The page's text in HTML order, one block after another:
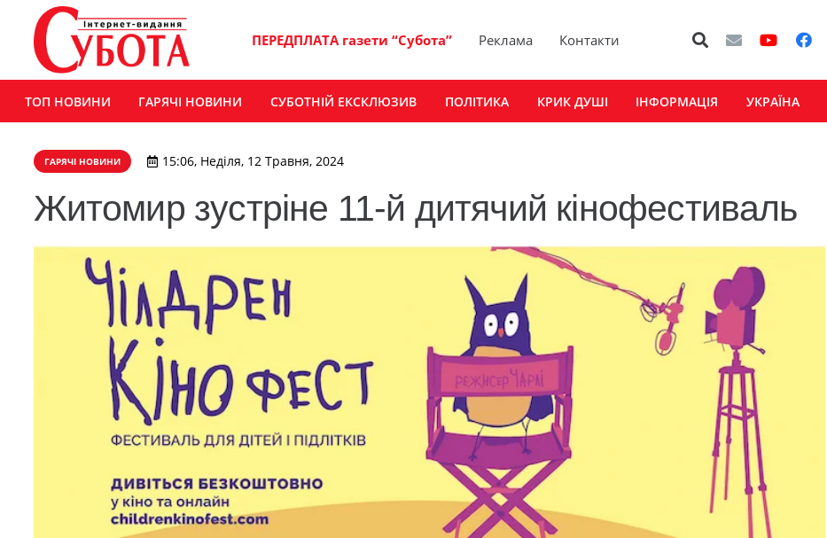
ПЕРЕДПЛАТА газети “Субота” Реклама Контакти
ТОП НОВИНИ ГАРЯЧІ НОВИНИ СУБОТНІЙ ЕКСКЛЮЗИВ ПОЛІТИКА КРИК ДУШІ ІНФОРМАЦІЯ УКРАЇНА
ГАРЯЧІ НОВИНИ 15:06, Неділя, 12 Травня, 2024
Житомир зустріне 11-й дитячий кінофестиваль